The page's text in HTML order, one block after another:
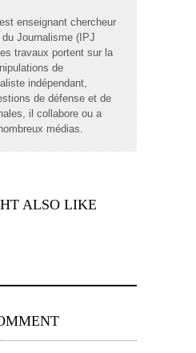
enseignant chercheur
Journalisme (IPJ
travaux portent sur la
de
indépendant,
de défense et de
il collabore ou a
médias.
ALSO LIKE